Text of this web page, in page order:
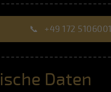
📞 +49 172 5106001
Daten